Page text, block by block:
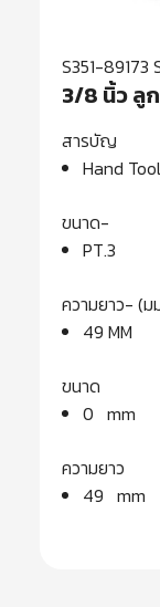
S351-89173
3/8 นิ้ว ลู
สารบัญ
Hand
ขนาด-
PT.3
ความยาว- (ม
49 MM
ขนาด
0 mm
ความยาว
49 mm